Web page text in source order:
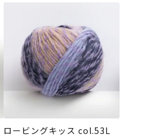
ロービングキッス col.53L